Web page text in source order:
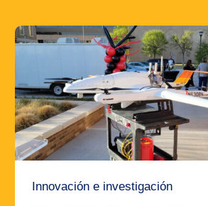
Innovación e investigación